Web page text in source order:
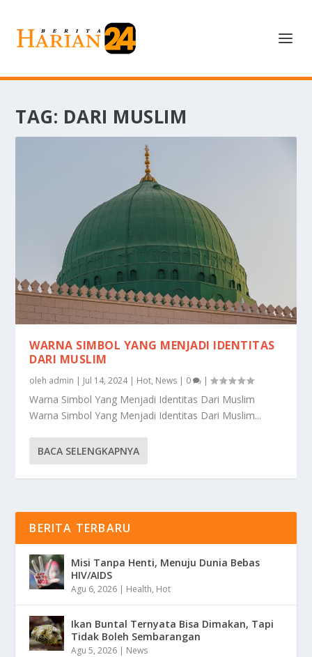
TAG: DARI MUSLIM
WARNA SIMBOL YANG MENJADI IDENTITAS
DARI MUSLIM
oleh admin | Jul 14, 2024| Hot, News | 0 |
Warna Simbol Yang Menjadi Identitas Dari Muslim
Warna Simbol Yang Menjadi Identitas Dari Muslim...
BACA SELENGKAPNYA
BERITA TERBARU
Misi Tanpa Henti, Menuju Dunia Bebas
HIV/AIDS
Agu 6, 2026 | Health, Hot
Ikan Buntal Ternyata Bisa Dimakan, Tapi
Tidak Boleh Sembarangan
Agu 5, 2026 | News